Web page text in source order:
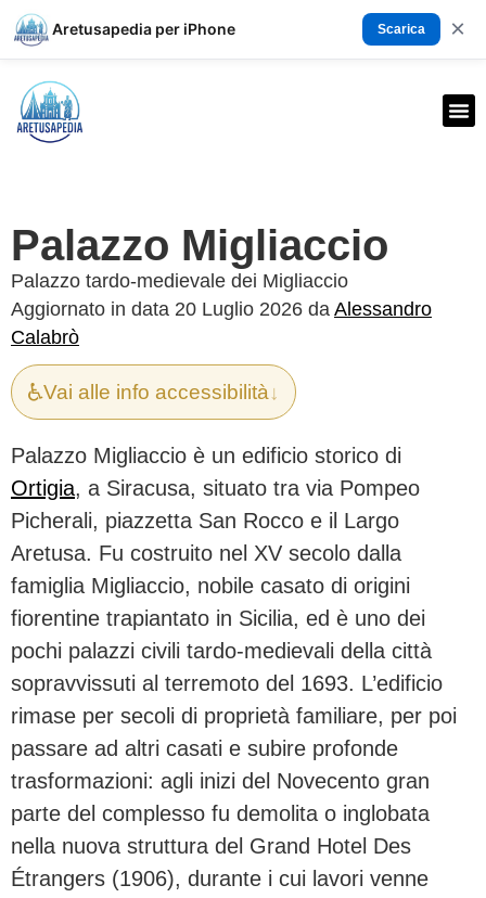
Aretusapedia per iPhone Scarica ×
Palazzo Migliaccio
Palazzo tardo-medievale dei Migliaccio
Aggiornato in data 20 Luglio 2026 da Alessandro
Calabrò
♿Vai alle info accessibilità↓
Palazzo Migliaccio è un edificio storico di
Ortigia, a Siracusa, situato tra via Pompeo
Picherali, piazzetta San Rocco e il Largo
Aretusa. Fu costruito nel XV secolo dalla
famiglia Migliaccio, nobile casato di origini
fiorentine trapiantato in Sicilia, ed è uno dei
pochi palazzi civili tardo-medievali della città
sopravvissuti al terremoto del 1693. L’edificio
rimase per secoli di proprietà familiare, per poi
passare ad altri casati e subire profonde
trasformazioni: agli inizi del Novecento gran
parte del complesso fu demolita o inglobata
nella nuova struttura del Grand Hotel Des
Étrangers (1906), durante i cui lavori venne